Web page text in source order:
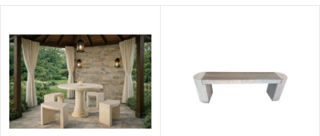
e
i
e
p
r
o
d
Najpredávanejšie
Abecedne
p
i
s
p
r
o